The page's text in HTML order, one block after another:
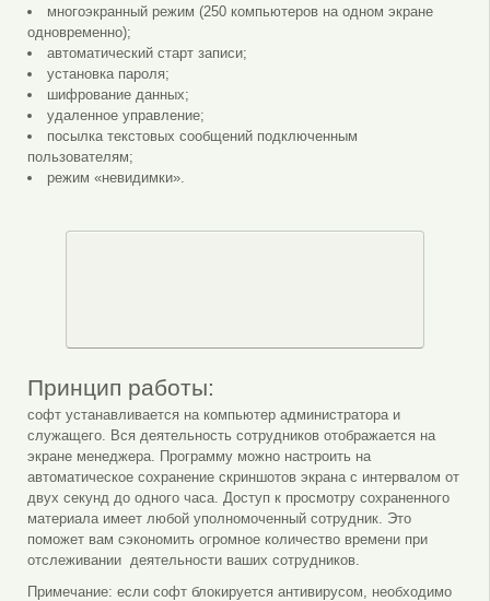
многоэкранный режим (250 компьютеров на одном экране
одновременно);
автоматический старт записи;
установка пароля;
шифрование данных;
удаленное управление;
посылка текстовых сообщений подключенным
пользователям;
режим «невидимки».
Принцип работы:
софт устанавливается на компьютер администратора и
служащего. Вся деятельность сотрудников отображается на
экране менеджера. Программу можно настроить на
автоматическое сохранение скриншотов экрана с интервалом от
двух секунд до одного часа. Доступ к просмотру сохраненного
материала имеет любой уполномоченный сотрудник. Это
поможет вам сэкономить огромное количество времени при
отслеживании деятельности ваших сотрудников.
Примечание: если софт блокируется антивирусом, необходимо